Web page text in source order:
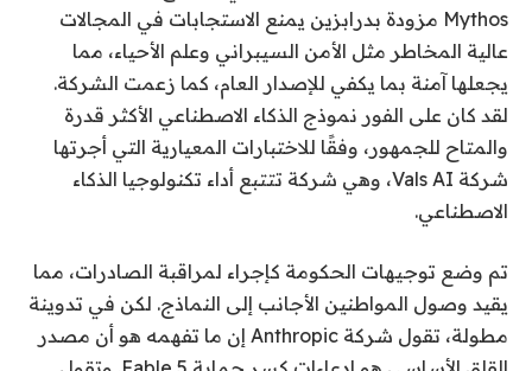
Mythos مزودة بدرابزين يمنع الاستجابات في المجالات
عالية المخاطر مثل الأمن السيبراني وعلم الأحياء، مما
يجعلها آمنة بما يكفي للإصدار العام، كما زعمت الشركة.
لقد كان على الفور نموذج الذكاء الاصطناعي الأكثر قدرة
والمتاح للجمهور، وفقًا للاختبارات المعيارية التي أجرتها
شركة Vals AI، وهي شركة تتتبع أداء تكنولوجيا الذكاء
الاصطناعي.
تم وضع توجيهات الحكومة كإجراء لمراقبة الصادرات، مما
يقيد وصول المواطنين الأجانب إلى النماذج. لكن في تدوينة
مطولة، تقول شركة Anthropic إن ما تفهمه هو أن مصدر